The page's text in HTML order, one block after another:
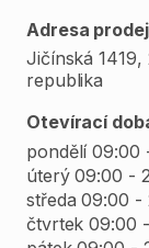
Adresa
Jičínská 1419,
republika
Otevírací
pondělí 09:00
úterý 09:00 -
středa 09:00 -
čtvrtek 09:00